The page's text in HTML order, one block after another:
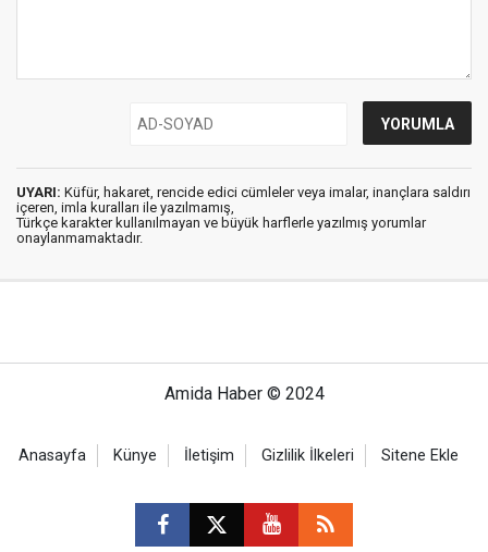
UYARI: Küfür, hakaret, rencide edici cümleler veya imalar, inançlara saldırı
içeren, imla kuralları ile yazılmamış,
Türkçe karakter kullanılmayan ve büyük harflerle yazılmış yorumlar
onaylanmamaktadır.
Amida Haber © 2024
Anasayfa Künye İletişim Gizlilik İlkeleri Sitene Ekle